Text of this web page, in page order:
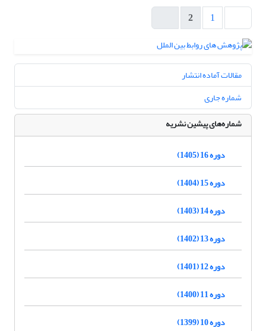
1
2
مقالات آماده انتشار
شماره جاری
شماره‌های پیشین نشریه
دوره 16 (1405)
دوره 15 (1404)
دوره 14 (1403)
دوره 13 (1402)
دوره 12 (1401)
دوره 11 (1400)
دوره 10 (1399)